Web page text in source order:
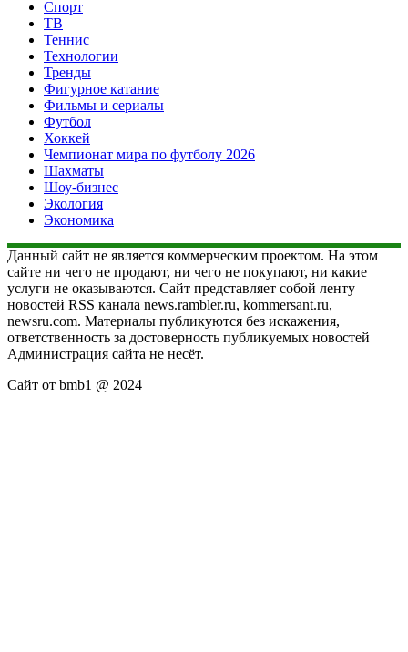
Спорт
ТВ
Теннис
Технологии
Тренды
Фигурное катание
Фильмы и сериалы
Футбол
Хоккей
Чемпионат мира по футболу 2026
Шахматы
Шоу-бизнес
Экология
Экономика
Данный сайт не является коммерческим проектом. На этом
сайте ни чего не продают, ни чего не покупают, ни какие
услуги не оказываются. Сайт представляет собой ленту
новостей RSS канала news.rambler.ru, kommersant.ru,
newsru.com. Материалы публикуются без искажения,
ответственность за достоверность публикуемых новостей
Администрация сайта не несёт.
Сайт от bmb1 @ 2024